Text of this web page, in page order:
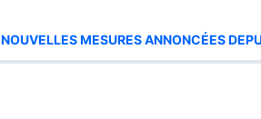
MESURES ANNONCÉES